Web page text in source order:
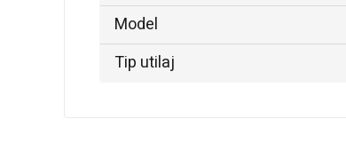
Model
Tip utilaj